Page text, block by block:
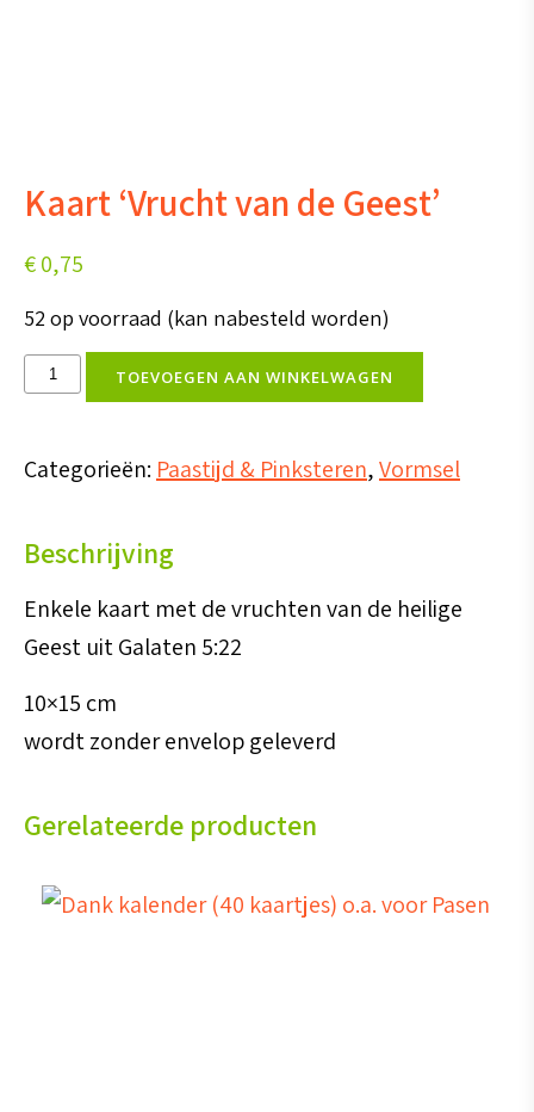
Kaart ‘Vrucht van de Geest’
€0,75
52 op voorraad (kan nabesteld worden)
Kaart
'Vrucht
de
aantal
TOEVOEGEN AAN WINKELWAGEN
Categorieën: Paastijd & Pinksteren,Vormsel
Beschrijving
Enkele kaart met de vruchten van de heilige
Geest uit Galaten 5:22
10×15 cm
wordt zonder envelop geleverd
Gerelateerde producten